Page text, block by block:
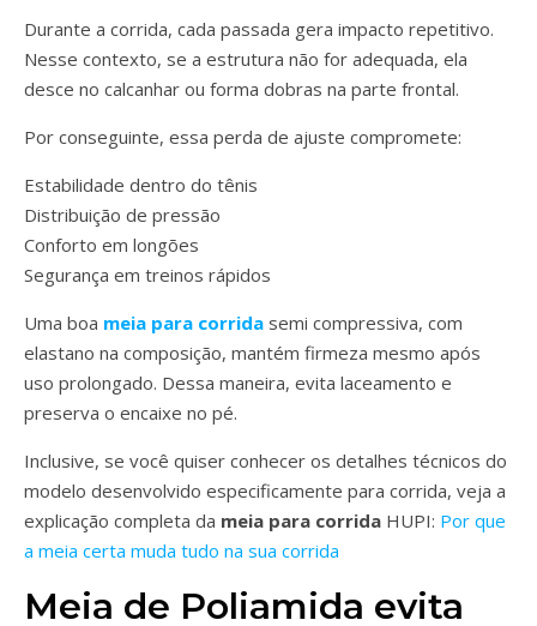
Durante a corrida, cada passada gera impacto repetitivo.
Nesse contexto, se a estrutura não for adequada, ela
desce no calcanhar ou forma dobras na parte frontal.
Por conseguinte, essa perda de ajuste compromete:
Estabilidade dentro do tênis
Distribuição de pressão
Conforto em longões
Segurança em treinos rápidos
Uma boa meia para corrida semi compressiva, com
elastano na composição, mantém firmeza mesmo após
uso prolongado. Dessa maneira, evita laceamento e
preserva o encaixe no pé.
Inclusive, se você quiser conhecer os detalhes técnicos do
modelo desenvolvido especificamente para corrida, veja a
explicação completa da meia para corrida HUPI: Por que
a meia certa muda tudo na sua corrida
Meia de Poliamida evita